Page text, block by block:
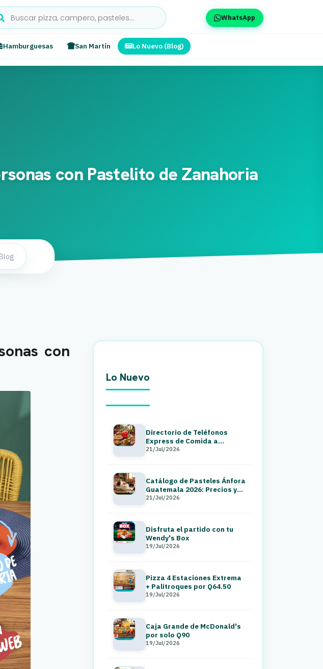
WhatsApp
Hamburguesas San Martín Lo Nuevo (Blog)
con Pastelito de Zanahoria
Blog
con
Lo Nuevo
Directorio de Teléfonos
Express de Comida a
Domicilio en Guatemala 2026
21/Jul/2026
Catálogo de Pasteles Ánfora
Guatemala 2026: Precios y
Menú a Domicilio
21/Jul/2026
Disfruta el partido con tu
Wendy's Box
19/Jul/2026
Pizza 4 Estaciones Extrema
+ Palitroques por Q64.50
19/Jul/2026
Caja Grande de McDonald's
por solo Q90
19/Jul/2026